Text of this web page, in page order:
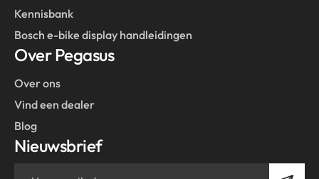
Kennisbank
Bosch e-bike display handleidingen
Over Pegasus
Over ons
Vind een dealer
Blog
Nieuwsbrief